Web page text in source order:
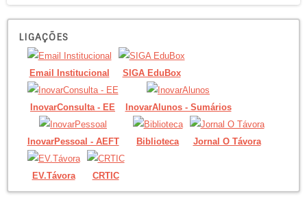
LIGAÇÕES
Email Institucional SIGA EduBox
InovarConsulta - EE InovarAlunos - Sumários
InovarPessoal - AEFT Biblioteca Jornal O Távora
EV.Távora CRTIC